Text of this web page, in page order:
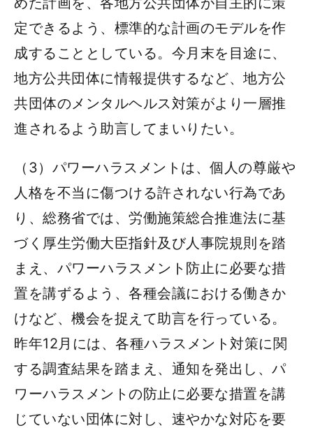
定できるよう、標準的な計画のモデルを作
成することとしている。今月末を目途に、
地方公共団体に情報提供するなど、地方公
共団体のメンタルヘルス対策がより一層推
進されるよう助言してまいりたい。
（3）パワーハラスメントは、個人の尊厳や
人格を不当に傷つける許されない行為であ
り、総務省では、労働施策総合推進法に基
づく厚生労働大臣指針及び人事院規則を踏
まえ、パワーハラスメント防止に必要な措
置を講ずるよう、各種会議における働きか
けなど、機会を捉えて助言を行っている。
昨年12月には、各種ハラスメント対策に関
する調査結果を踏まえ、通知を発出し、パ
ワーハラスメントの防止に必要な措置を講
じていない団体に対し、速やかな対応を要